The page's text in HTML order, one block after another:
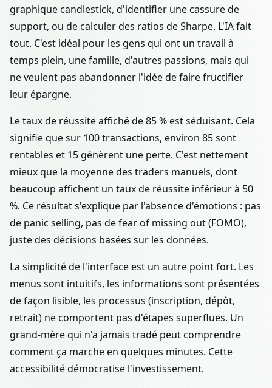
graphique candlestick, d'identifier une cassure de
support, ou de calculer des ratios de Sharpe. L'IA fait
tout. C'est idéal pour les gens qui ont un travail à
temps plein, une famille, d'autres passions, mais qui
ne veulent pas abandonner l'idée de faire fructifier
leur épargne.
Le taux de réussite affiché de 85 % est séduisant. Cela
signifie que sur 100 transactions, environ 85 sont
rentables et 15 génèrent une perte. C'est nettement
mieux que la moyenne des traders manuels, dont
beaucoup affichent un taux de réussite inférieur à 50
%. Ce résultat s'explique par l'absence d'émotions : pas
de panic selling, pas de fear of missing out (FOMO),
juste des décisions basées sur les données.
La simplicité de l'interface est un autre point fort. Les
menus sont intuitifs, les informations sont présentées
de façon lisible, les processus (inscription, dépôt,
retrait) ne comportent pas d'étapes superflues. Un
grand-mère qui n'a jamais tradé peut comprendre
comment ça marche en quelques minutes. Cette
accessibilité démocratise l'investissement.